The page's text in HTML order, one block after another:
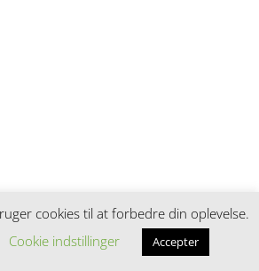
cookies til at forbedre din oplevelse.
Cookie indstillinger Accepter